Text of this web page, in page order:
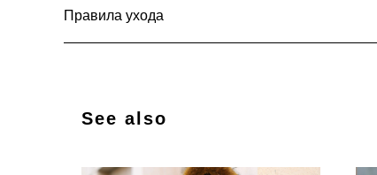
Правила ухода
See also